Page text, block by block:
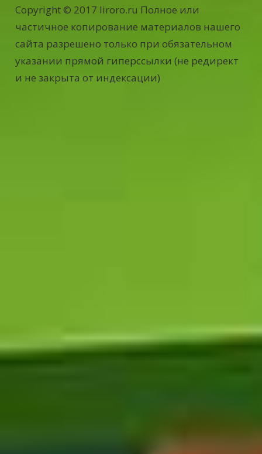
Copyright © 2017 liroro.ru Полное или
частичное копирование материалов нашего
сайта разрешено только при обязательном
указании прямой гиперссылки (не редирект
и не закрыта от индексации)